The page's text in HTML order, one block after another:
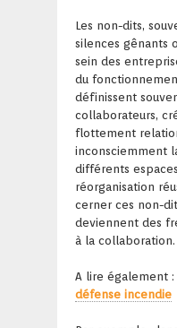
Les non-dits,
silences gênants
sein des
du
définissent
collaborateurs,
flottement
inconsciemment
différents
réorganisation
cerner ces non-
deviennent des
à la collaboration.
A lire également :
défense incendie